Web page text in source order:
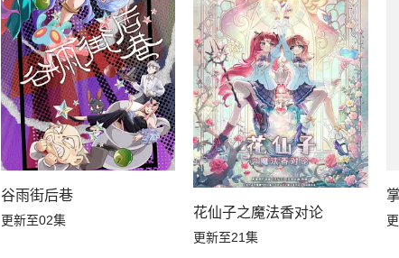
谷雨街后巷
更新至02集 花仙子之魔法香对论
更新至21集